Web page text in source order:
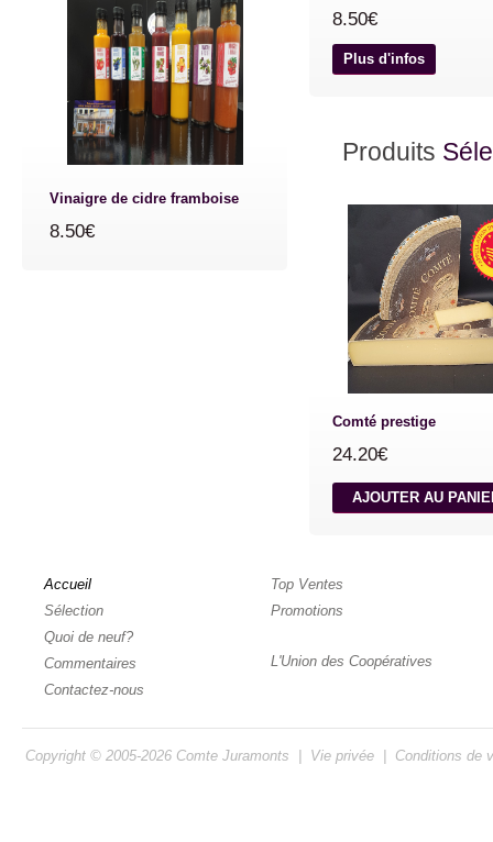
8.50€
Plus d'infos
Produits
Comté prestige
24.20€
AJOUTER AU
Vinaigre de cidre framboise
8.50€
Accueil
Sélection
Quoi de neuf?
Commentaires
Contactez-nous
Top Ventes
Promotions
L'Union des Coopératives
Copyright © 2005-2026 Comte Juramonts Vie privée Conditions de